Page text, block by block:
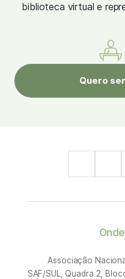
biblioteca virtual e
Quero
Associação
SAF/SUL, Quadra 2,